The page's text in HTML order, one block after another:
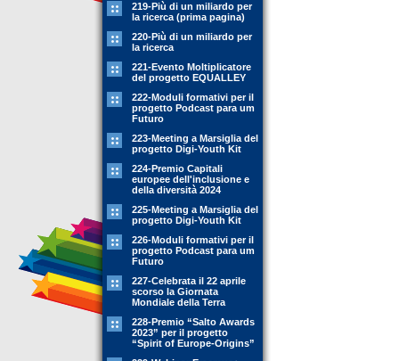
219-Più di un miliardo per
la ricerca (prima pagina)
220-Più di un miliardo per
la ricerca
221-Evento Moltiplicatore
del progetto EQUALLEY
222-Moduli formativi per il
progetto Podcast para um
Futuro
223-Meeting a Marsiglia del
progetto Digi-Youth Kit
224-Premio Capitali
europee dell'inclusione e
della diversità 2024
225-Meeting a Marsiglia del
progetto Digi-Youth Kit
226-Moduli formativi per il
progetto Podcast para um
Futuro
227-Celebrata il 22 aprile
scorso la Giornata
Mondiale della Terra
228-Premio “Salto Awards
2023” per il progetto
“Spirit of Europe-Origins”